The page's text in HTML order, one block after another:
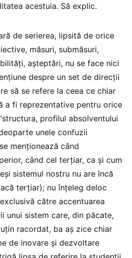
acestuia. Să explic.
de serierea, lipsită de orice
măsuri, submăsuri,
așteptări, nu se face nici
despre un set de direcții
să se refere la ceea ce chiar
a fi reprezentative pentru orice
profilul absolventului
unele confuzii
menționează când
când cel terțiar, ca și cum
sistemul nostru nu are încă
terțiar); nu înțeleg deloc
către accentuarea
unui sistem care, din păcate,
racordat, ba aș zice chiar
de inovare și dezvoltare